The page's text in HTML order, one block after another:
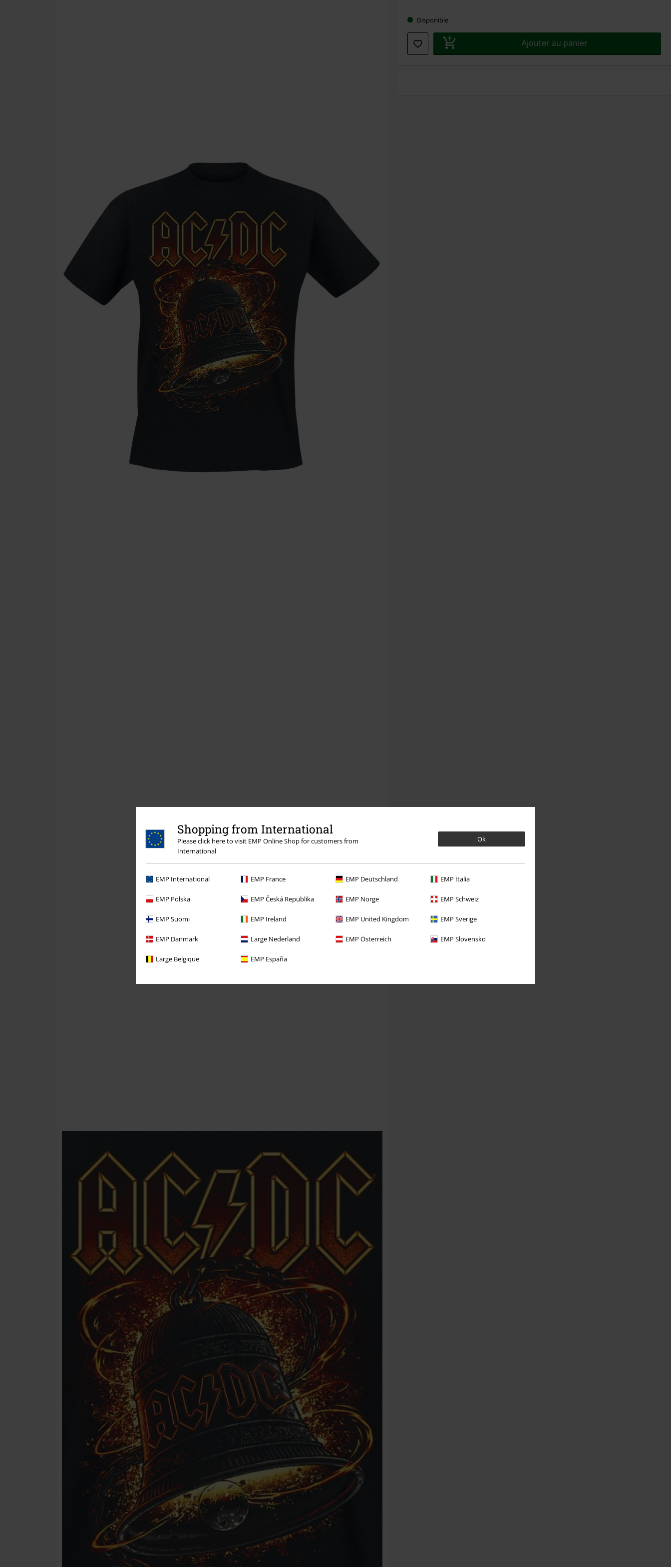
Shopping from International
Please click here to visit EMP Online Shop for customers from
International
Ok
EMP International EMP France EMP Deutschland EMP Italia
EMP Polska EMP Česká Republika EMP Norge EMP Schweiz
EMP Suomi EMP Ireland EMP United Kingdom EMP Sverige
EMP Danmark Large Nederland EMP Österreich EMP Slovensko
Large Belgique EMP España
Disponible
Ajouter au panier